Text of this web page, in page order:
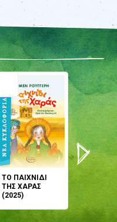
ΤΟ ΠΑΙΧΝΙΔΙ
ΤΗΣ ΧΑΡΑΣ
(2025)
μου;
(2024)